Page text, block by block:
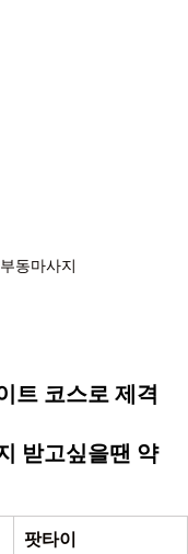
동마사지
트 코스로 제격
받고싶을땐 약
팟타이